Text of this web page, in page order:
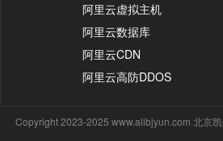
阿里云虚拟主机
阿里云数据库
阿里云CDN
阿里云高防DDOS
Copyright 2023-2025 www.alibjyun.com 北京